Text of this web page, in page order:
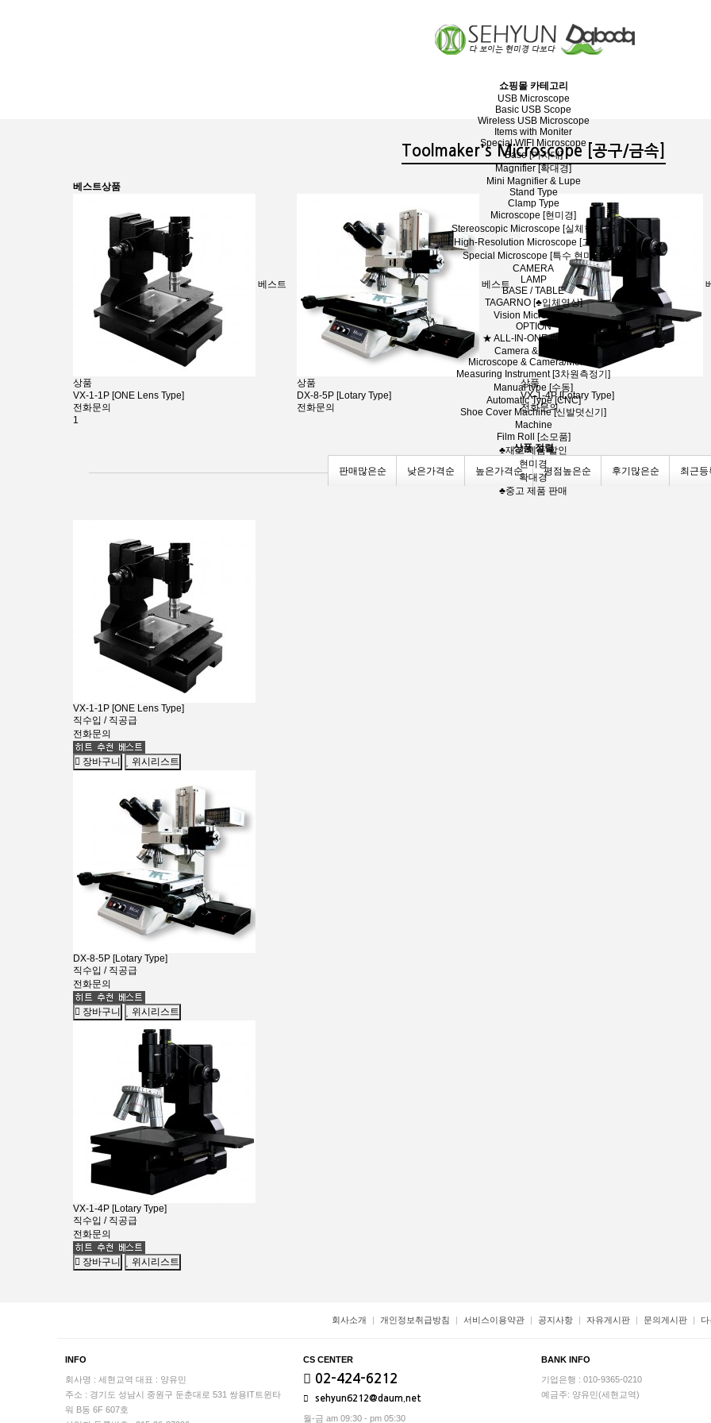
쇼핑몰 카테고리
USB Microscope
Basic USB Scope
Wireless USB Microscope
Items with Moniter
Special WIFI Microscope
Base [거치대]
Magnifier [확대경]
Mini Magnifier & Lupe
Stand Type
Clamp Type
Microscope [현미경]
Stereoscopic Microscope [실체현미경]
High-Resolution Microscope [고배율]
Special Microscope [특수 현미경]
CAMERA
LAMP
BASE / TABLE
TAGARNO [♣입체영상]
Vision Microscope
OPTION
★ ALL-IN-ONE Items ★
Camera & Moniter
Microscope & Camera/Moniter
Measuring Instrument [3차원측정기]
Manual type [수동]
Automatic Type [CNC]
Shoe Cover Machine [신발덧신기]
Machine
Film Roll [소모품]
♣재고 제품 할인
현미경
확대경
♣중고 제품 판매
Toolmaker's Microscope [공구/금속]
베스트상품
베스트
상품
VX-1-1P [ONE Lens Type]
전화문의
베스트
상품
DX-8-5P [Lotary Type]
전화문의
상품
VX-1-4P [Lotary Type]
전화문의
1
상품 정렬
판매많은순 낮은가격순 높은가격순 평점높은순 후기많은순 최근등
VX-1-1P [ONE Lens Type]
직수입 / 직공급
전화문의
장바구니 위시리스트
DX-8-5P [Lotary Type]
직수입 / 직공급
전화문의
장바구니 위시리스트
VX-1-4P [Lotary Type]
직수입 / 직공급
전화문의
장바구니 위시리스트
회사소개 개인정보취급방침 서비스이용약관 공지사항 자유게시판 문의게시판
INFO
회사명 : 세현교역 대표 : 양유민
주소 : 경기도 성남시 중원구 둔춘대로 531 쌍용IT트윈타
워 B동 6F 607호
CS CENTER
02-424-6212
sehyun6212@daum.net
월-금 am 09:30 - pm 05:30
BANK INFO
기업은행 : 010-9365-0210
예금주: 양유민(세현교역)